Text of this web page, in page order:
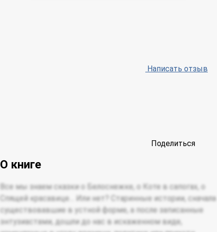
Написать отзыв
Поделиться
О книге
Все мы знаем сказки о Белоснежке, о Коте в сапогах, о
Спящей красавице… Или нет? Старинные истории, сначала
существовавшие в устной форме, а после записанные
энтузиастами, дошли до нас в искаженном виде,